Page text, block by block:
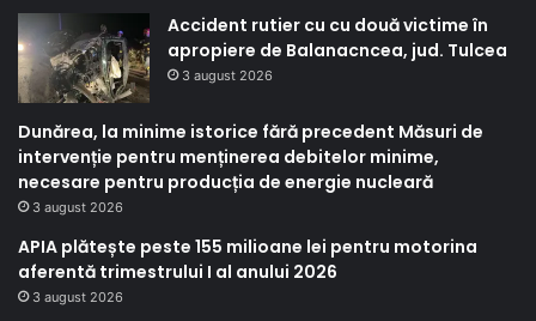
Accident rutier cu cu două victime în
apropiere de Balanacncea, jud. Tulcea
3 august 2026
Dunărea, la minime istorice fără precedent Măsuri de
intervenție pentru menținerea debitelor minime,
necesare pentru producția de energie nucleară
3 august 2026
APIA plătește peste 155 milioane lei pentru motorina
aferentă trimestrului I al anului 2026
3 august 2026